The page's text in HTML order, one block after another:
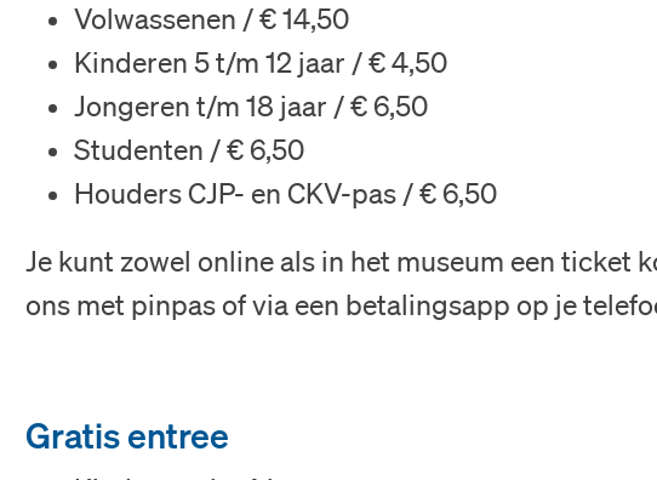
Tickets
Nederlands
Volwassenen / € 14,50
Kinderen 5 t/m 12 jaar / € 4,50
Jongeren t/m 18 jaar / € 6,50
Studenten / € 6,50
Houders CJP- en CKV-pas / € 6,50
Je kunt zowel online als in het museum een ticket
ons met pinpas of via een betalingsapp op je
Gratis entree